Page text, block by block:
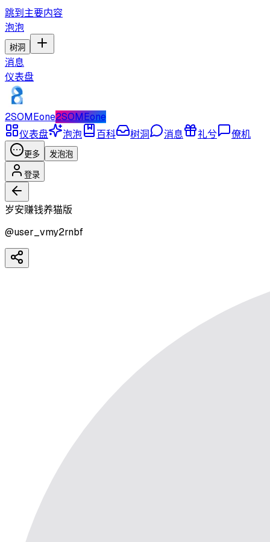
跳到主要内容
泡泡
树洞
消息
仪表盘
2SOMEone2SOMEone
仪表盘
泡泡 百科 树洞 消息 礼兮 僚机
更多 发泡泡
登录
岁安赚钱养猫版
@user_vmy2rnbf